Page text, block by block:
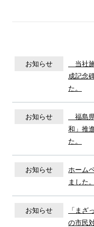
トンネル補修工事
お知らせ
当社
成記念
た。
お知らせ
福島
和」推
た。
お知らせ
ホーム
ました。
お知らせ
「まざ
の市民